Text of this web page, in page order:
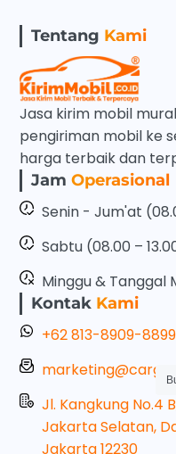
Tentang Kami
Jasa kirim mobil
pengiriman mobil ke
harga terbaik dan
JamOperasional
Senin - Jum'at
Sabtu (08.00 –
Minggu & Tanggal
Kontak Kami
+62 813-8909-8899
Jl. Kangkung No.4
Jakarta Selatan,
Jakarta 12230